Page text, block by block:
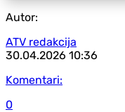
Autor:
ATV redakcija
30.04.2026 10:36
Komentari:
0